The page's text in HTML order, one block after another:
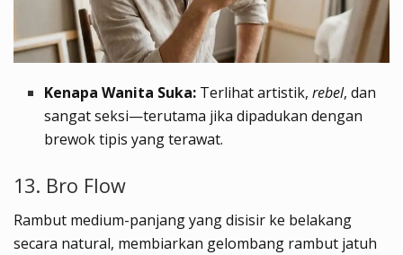
Kenapa Wanita Suka: Terlihat artistik,rebel, dan
sangat seksi—terutama jika dipadukan dengan
brewok tipis yang terawat.
13. Bro Flow
Rambut medium-panjang yang disisir ke belakang
secara natural, membiarkan gelombang rambut jatuh